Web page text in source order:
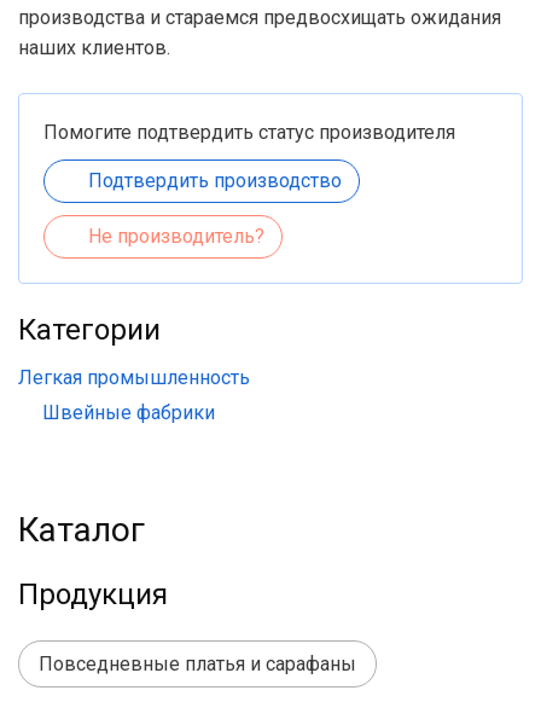
производства и стараемся предвосхищать ожидания
наших клиентов.
Помогите подтвердить статус производителя
Подтвердить производство
Не производитель?
Категории
Легкая промышленность
Швейные фабрики
Каталог
Продукция
Повседневные платья и сарафаны